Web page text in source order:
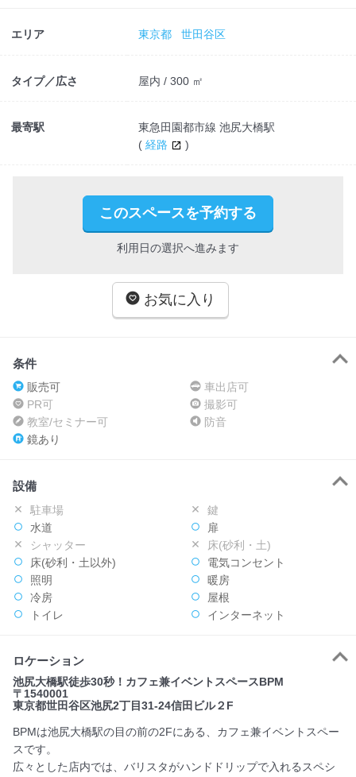
エリア 東京都 世田谷区
タイプ／広さ 屋内 / 300 ㎡
最寄駅
東急田園都市線 池尻大橋駅
( 経路 )
このスペースを予約する
利用日の選択へ進みます
お気に入り
条件
販売可
車出店可
PR可
撮影可
教室/セミナー可
防音
鏡あり
設備
駐車場
鍵
水道
扉
シャッター
床(砂利・土)
床(砂利・土以外)
電気コンセント
照明
暖房
冷房
屋根
トイレ
インターネット
ロケーション
池尻大橋駅徒歩30秒！カフェ兼イベントスペースBPM
〒1540001
東京都世田谷区池尻2丁目31‐24信田ビル２F
BPMは池尻大橋駅の目の前の2Fにある、カフェ兼イベントスペー
スです。
広々とした店内では、バリスタがハンドドリップで入れるスペシ